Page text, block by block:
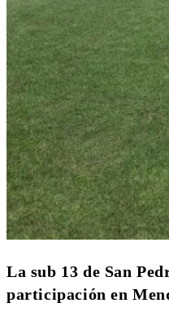
La sub 13 de San
participación en